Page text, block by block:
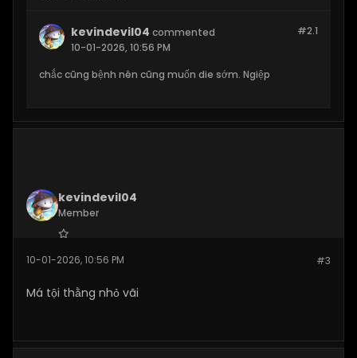
#2.1
kevindevil04 commented
10-01-2026, 10:56 PM
chắc cũng bệnh nên cũng muốn die sớm. Ngiệp
kevindevil04
Member
Posts: 37 #3
10-01-2026, 10:56 PM
Má tội thằng nhỏ vãi